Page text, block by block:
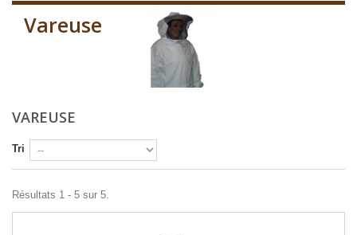
Vareuse
VAREUSE
Tri
Résultats 1 - 5 sur 5.